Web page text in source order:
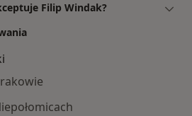
Filip Windak?